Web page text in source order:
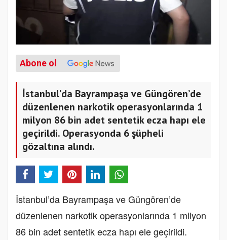
Abone ol
İstanbul’da Bayrampaşa ve Güngören’de
düzenlenen narkotik operasyonlarında 1
milyon 86 bin adet sentetik ecza hapı ele
geçirildi. Operasyonda 6 şüpheli
gözaltına alındı.
İstanbul’da Bayrampaşa ve Güngören’de
düzenlenen narkotik operasyonlarında 1 milyon
86 bin adet sentetik ecza hapı ele geçirildi.